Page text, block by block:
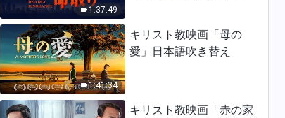
1:37:49
1:41:34
キリスト教映画「母の
愛」日本語吹き替え
キリスト教映画「赤の家